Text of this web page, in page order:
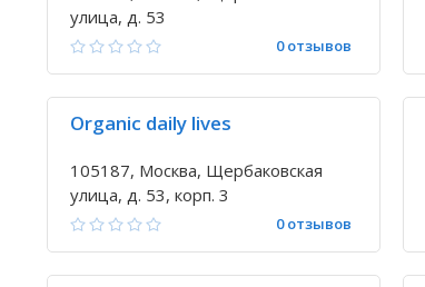
улица, д. 53
0 отзывов
Organic daily lives
105187, Москва, Щербаковская
улица, д. 53, корп. 3
0 отзывов